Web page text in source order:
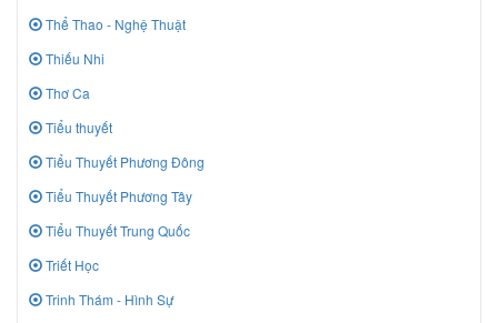
Thể Thao - Nghệ Thuật
Thiếu Nhi
Thơ Ca
Tiểu thuyết
Tiểu Thuyết Phương Đông
Tiểu Thuyết Phương Tây
Tiểu Thuyết Trung Quốc
Triết Học
Trinh Thám - Hình Sự